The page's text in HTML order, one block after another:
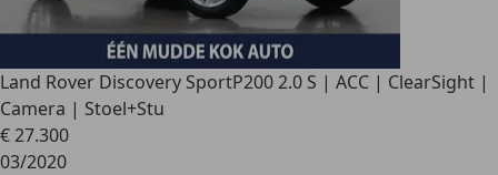
Land Rover Discovery SportP200 2.0 S | ACC | ClearSight |
Camera | Stoel+Stu
€ 27.300
03/2020